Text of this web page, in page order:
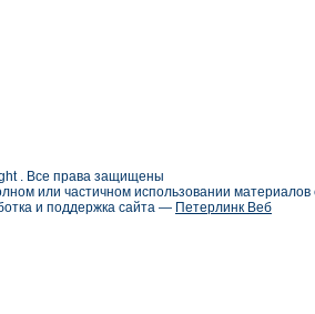
. Все права защищены
или частичном использовании
и поддержка сайта — Петерлинк Веб